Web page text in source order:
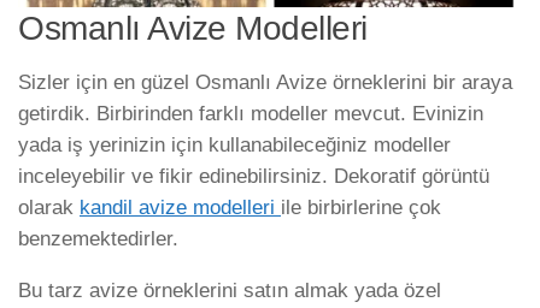
Osmanlı Avize Modelleri
Sizler için en güzel Osmanlı Avize örneklerini bir araya
getirdik. Birbirinden farklı modeller mevcut. Evinizin
yada iş yerinizin için kullanabileceğiniz modeller
inceleyebilir ve fikir edinebilirsiniz. Dekoratif görüntü
olarak kandil avize modelleri ile birbirlerine çok
benzemektedirler.
Bu tarz avize örneklerini satın almak yada özel